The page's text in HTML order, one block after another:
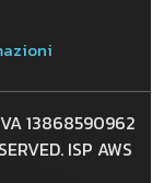
13868590962
ISP AWS